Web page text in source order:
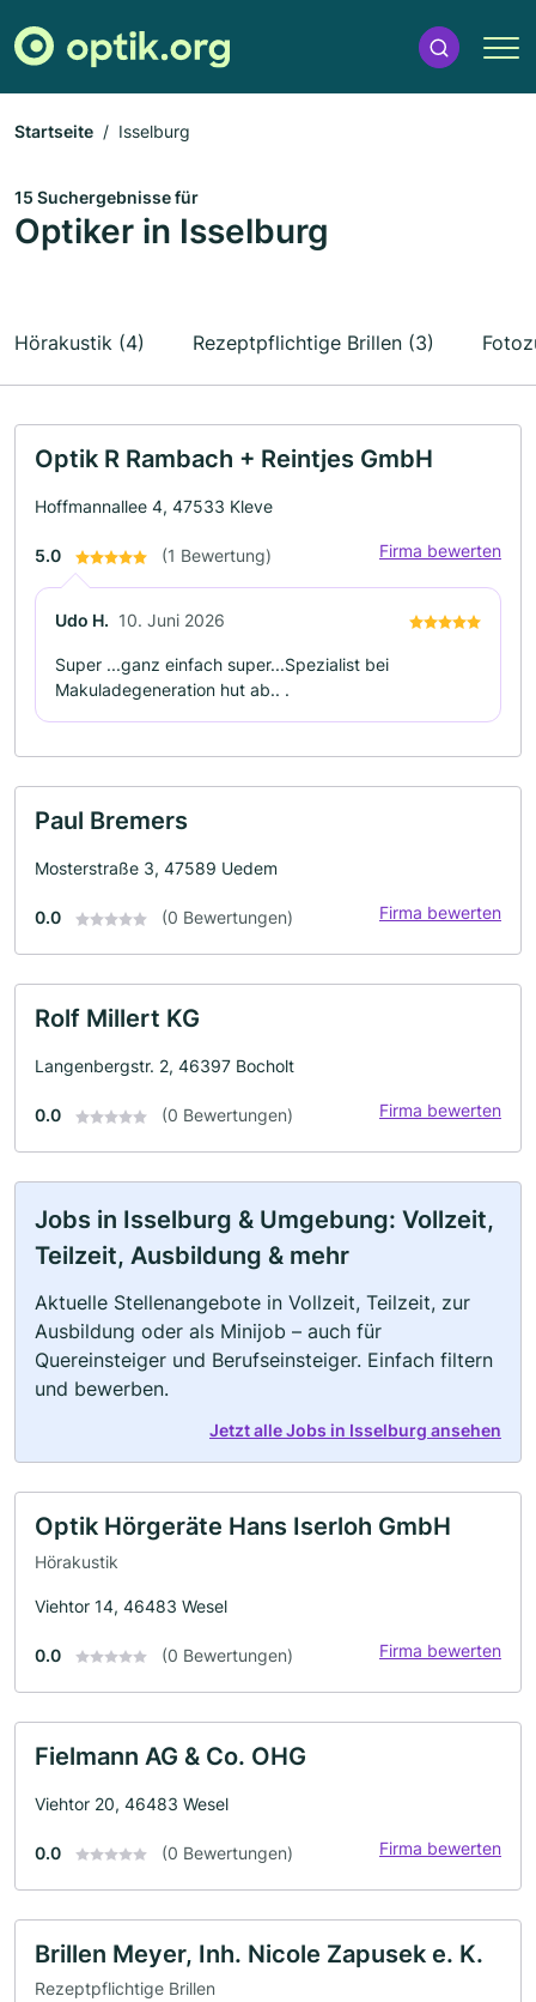
Startseite Isselburg
15 Suchergebnisse für
Optiker in Isselburg
Hörakustik (4) Rezeptpflichtige Brillen (3)
Optik R Rambach + Reintjes GmbH
Hoffmannallee 4, 47533 Kleve
5.0 (1 Bewertung) Firma bewerten
Udo H. 10. Juni 2026
Super ...ganz einfach super...Spezialist bei
Makuladegeneration hut ab.. .
Paul Bremers
Mosterstraße 3, 47589 Uedem
0.0 (0 Bewertungen) Firma bewerten
Rolf Millert KG
Langenbergstr. 2, 46397 Bocholt
0.0 (0 Bewertungen) Firma bewerten
Jobs in Isselburg & Umgebung: Vollzeit,
Teilzeit, Ausbildung & mehr
Aktuelle Stellenangebote in Vollzeit, Teilzeit, zur
Ausbildung oder als Minijob – auch für
Quereinsteiger und Berufseinsteiger. Einfach filtern
und bewerben.
Jetzt alle Jobs in Isselburg ansehen
Optik Hörgeräte Hans Iserloh GmbH
Hörakustik
Viehtor 14, 46483 Wesel
0.0 (0 Bewertungen) Firma bewerten
Fielmann AG & Co. OHG
Viehtor 20, 46483 Wesel
0.0 (0 Bewertungen) Firma bewerten
Brillen Meyer, Inh. Nicole Zapusek e. K.
Rezeptpflichtige Brillen